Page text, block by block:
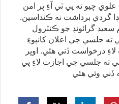
چيو ته پي ٽي آءِ پر امن
گردي برداشت نه ڪنداسين.
گرائونڊ جو ڪنٽرول
ته جلسي جي اعلان کانپوءِ
درخواست ڏني هئي. اوڀر
جلسي جي اجازت لاءِ پي